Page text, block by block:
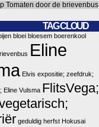
Tomaten door de brievenbus
TAG CLOUD
bloei bloesem boerenkool
Eline
Elvis expositie; zeefdruk;
Eline Vulsma FlitsVega;
geduldig herfst Hokusai